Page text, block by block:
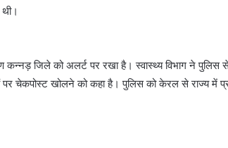
कन्नड़ जिले को अलर्ट पर रखा है। स्वास्थ्य विभाग ने
पर चेकपोस्ट खोलने को कहा है। पुलिस को केरल से राज्य में